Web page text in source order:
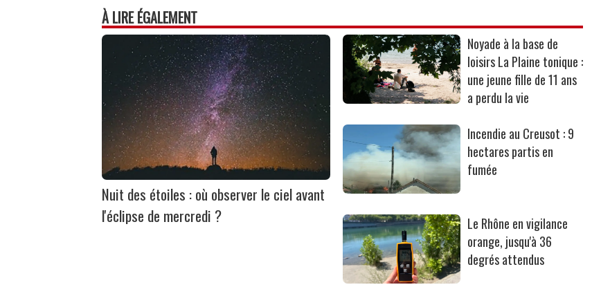
À LIRE ÉGALEMENT
Nuit des étoiles : où observer le ciel avant
l'éclipse de mercredi ?
Noyade à la base de
loisirs La Plaine tonique :
une jeune fille de 11 ans
a perdu la vie
Incendie au Creusot : 9
hectares partis en
fumée
Le Rhône en vigilance
orange, jusqu'à 36
degrés attendus